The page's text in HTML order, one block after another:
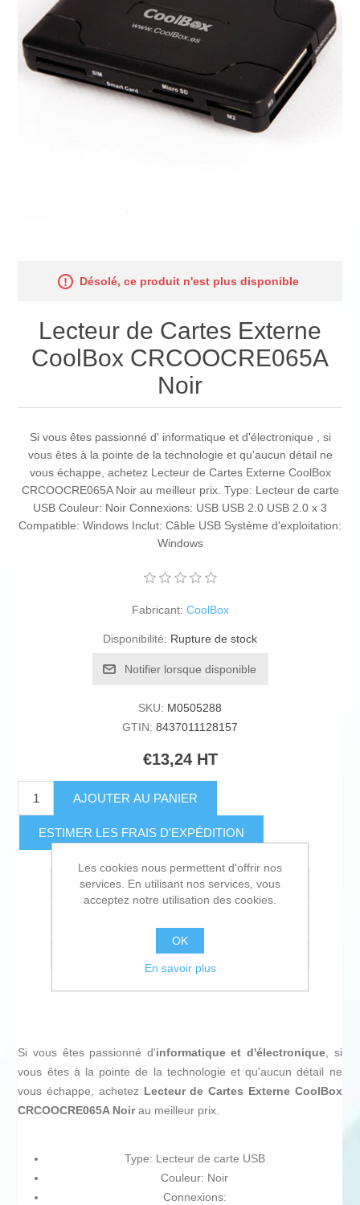
Désolé, ce produit n'est plus disponible
Lecteur de Cartes Externe
CoolBox CRCOOCRE065A
Noir
Si vous êtes passionné d' informatique et d'électronique , si
vous êtes à la pointe de la technologie et qu'aucun détail ne
vous échappe, achetez Lecteur de Cartes Externe CoolBox
CRCOOCRE065A Noir au meilleur prix. Type: Lecteur de carte
USB Couleur: Noir Connexions: USB USB 2.0 USB 2.0 x 3
Compatible: Windows Inclut: Câble USB Système d'exploitation:
Windows
Fabricant: CoolBox
Disponibilité: Rupture de stock
Notifier lorsque disponible
SKU: M0505288
GTIN: 8437011128157
€13,24 HT
AJOUTER AU PANIER
ESTIMER LES FRAIS D'EXPÉDITION
Ajouter à la liste de souhait
Envoyer à un ami
Si vous êtes passionné d'informatique et d'électronique, si
vous êtes à la pointe de la technologie et qu'aucun détail ne
vous échappe, achetez Lecteur de Cartes Externe CoolBox
CRCOOCRE065A Noirau meilleur prix.
Type: Lecteur de carte USB
Couleur: Noir
Connexions:
Les cookies nous permettent d'offrir nos
services. En utilisant nos services, vous
acceptez notre utilisation des cookies.
OK
En savoir plus